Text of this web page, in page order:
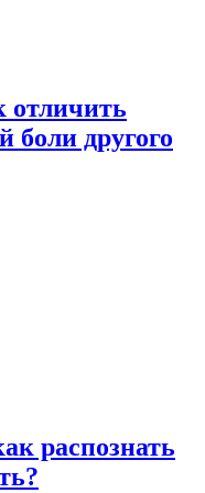
отличить
боли другого
распознать